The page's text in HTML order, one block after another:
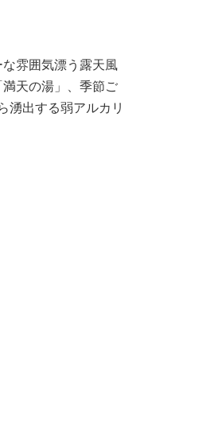
雰囲気漂う露天風
天の湯」、季節ご
湧出する弱アルカリ